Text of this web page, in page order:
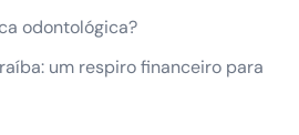
odontológica?
um respiro financeiro para